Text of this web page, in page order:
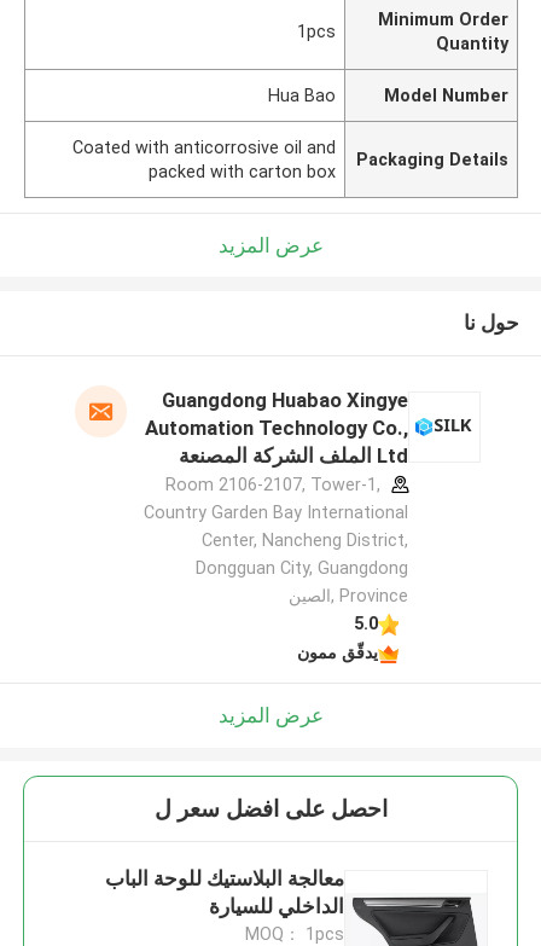
Minimum Order
Quantity
1pcs
Model Number
Hua Bao
Packaging Details
Coated with anticorrosive oil and
packed with carton box
عرض المزيد
حول نا
Guangdong Huabao Xingye
Automation Technology Co.,
Ltd الملف الشركة المصنعة
Room 2106-2107, Tower-1,
Country Garden Bay International
Center, Nancheng District,
Dongguan City, Guangdong
Province ,الصين
5.0
يدقّق ممون
عرض المزيد
احصل على افضل سعر ل
معالجة البلاستيك للوحة الباب
الداخلي للسيارة
MOQ： 1pcs